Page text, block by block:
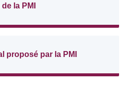
la PMI
proposé par la PMI